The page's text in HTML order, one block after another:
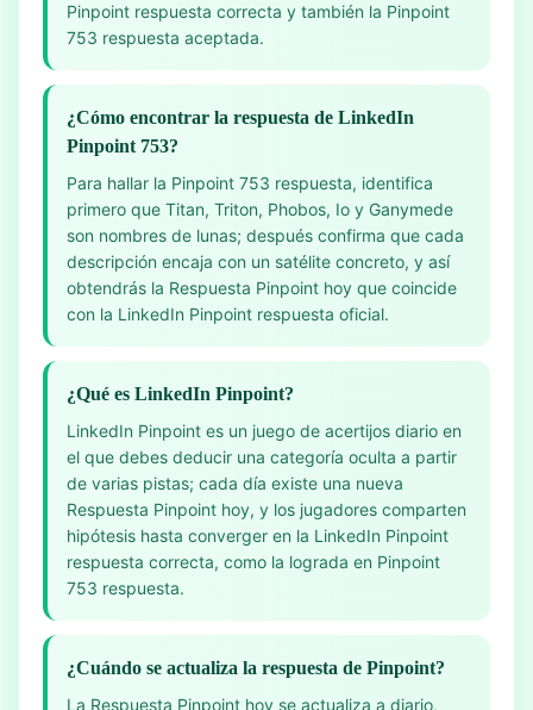
Pinpoint respuesta correcta y también la Pinpoint
753 respuesta aceptada.
¿Cómo encontrar la respuesta de LinkedIn
Pinpoint 753?
Para hallar la Pinpoint 753 respuesta, identifica
primero que Titan, Triton, Phobos, Io y Ganymede
son nombres de lunas; después confirma que cada
descripción encaja con un satélite concreto, y así
obtendrás la Respuesta Pinpoint hoy que coincide
con la LinkedIn Pinpoint respuesta oficial.
¿Qué es LinkedIn Pinpoint?
LinkedIn Pinpoint es un juego de acertijos diario en
el que debes deducir una categoría oculta a partir
de varias pistas; cada día existe una nueva
Respuesta Pinpoint hoy, y los jugadores comparten
hipótesis hasta converger en la LinkedIn Pinpoint
respuesta correcta, como la lograda en Pinpoint
753 respuesta.
¿Cuándo se actualiza la respuesta de Pinpoint?
La Respuesta Pinpoint hoy se actualiza a diario,